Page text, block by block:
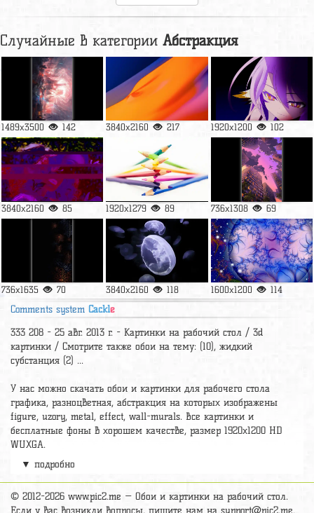
Случайные в категории Абстракция
1489x3500 142 3840x2160 217 1920x1200 102
3840x2160 85 1920x1279 89 736x1308 69
736x1635 70 3840x2160 118 1600x1200 114
Comments system Cackle
333 208 - 25 авг. 2013 г. - Картинки на рабочий стол / 3d
картинки / Смотрите также обои на тему: (10), жидкий
субстанция (2) ...
У нас можно скачать обои и картинки для рабочего стола
графика, разноцветная, абстракция на которых изображены
figure, uzory, metal, effect, wall-murals. Все картинки и
бесплатные фоны в хорошем качестве, размер 1920x1200 HD
WUXGA.
Релевантные картинки и подборки
классные фоны,яркие картинки на телефон андроид,фон
рабочего стола 5к,duvar kağıdı bilgisayar için,Субстанція ,крутая
заставка на рабочий стол в высоком качестве ,bilgisayar duvar
▼ подробно
© 2012-2026 www.pic2.me — Обои и картинки на рабочий стол.
Если у вас возникли вопросы, пишите нам на support@pic2.me.